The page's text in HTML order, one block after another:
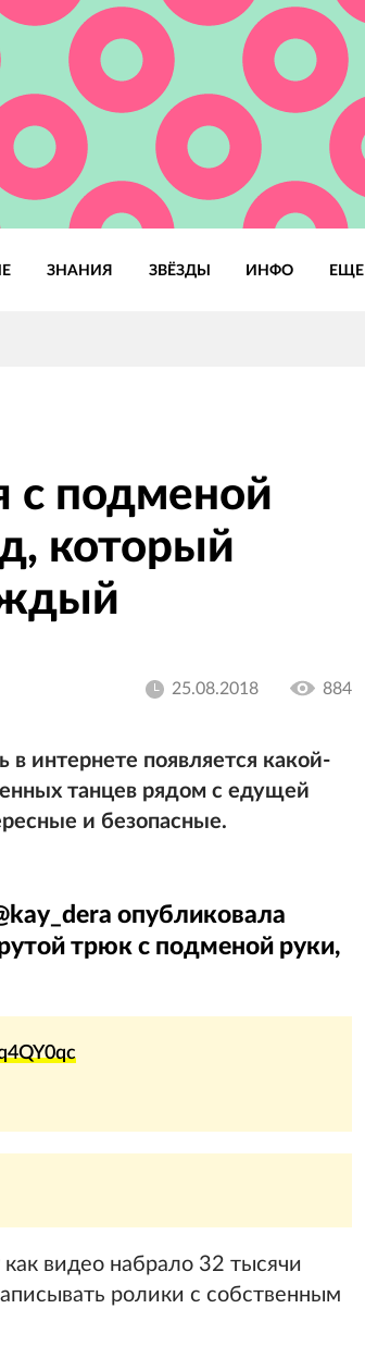
ЗНАНИЯ ЗВЁЗДЫ ИНФО ЕЩЕ
с подменой
который
25.08.2018 884
интернете появляется какой-
танцев рядом с едущей
и безопасные.
опубликовала
трюк с подменой руки,
видео набрало 32 тысячи
ролики с собственным